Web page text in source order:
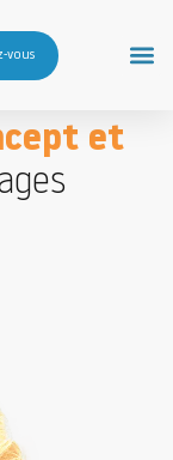
vous
et